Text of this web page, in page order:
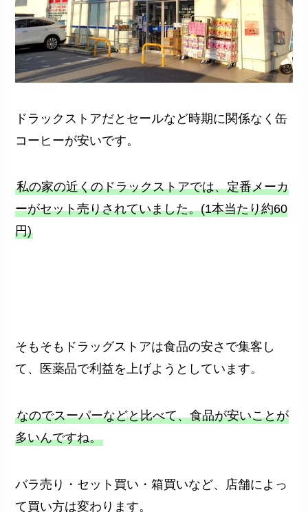
ドラックストアだとセールなど時期に関係なく缶
コーヒーが安いです。
私の家の近くのドラックストアでは、定番メーカ
ーがセット売りされていました。(1本当たり約60
円)
そもそもドラッグストアは食品の安さで集客し
て、医薬品で利益を上げようとしています。
なのでスーパーなどと比べて、食品が安いことが
多いんですね。
バラ売り・セット買い・箱買いなど、店舗によっ
て買い方は変わります。